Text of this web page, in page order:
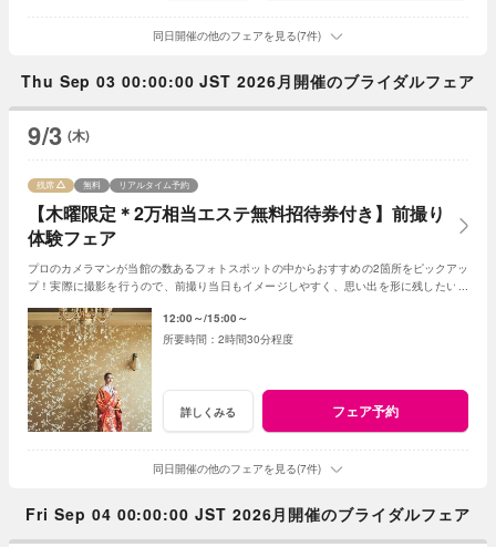
同日開催の他のフェアを見る(7件)
Thu Sep 03 00:00:00 JST 2026月開催のブライダルフェア
9/3 (木)
【木曜限定＊2万相当エステ無料招待券付き】前撮り
体験フェア
残席 無料 リアルタイム予約
プロのカメラマンが当館の数あるフォトスポットの中からおすすめの2箇所をピックアッ
プ！実際に撮影を行うので、前撮り当日もイメージしやすく、思い出を形に残したい方
12:00～ 15:00～
2時間30分程度
詳しくみる フェア予約
同日開催の他のフェアを見る(7件)
Fri Sep 04 00:00:00 JST 2026月開催のブライダルフェア